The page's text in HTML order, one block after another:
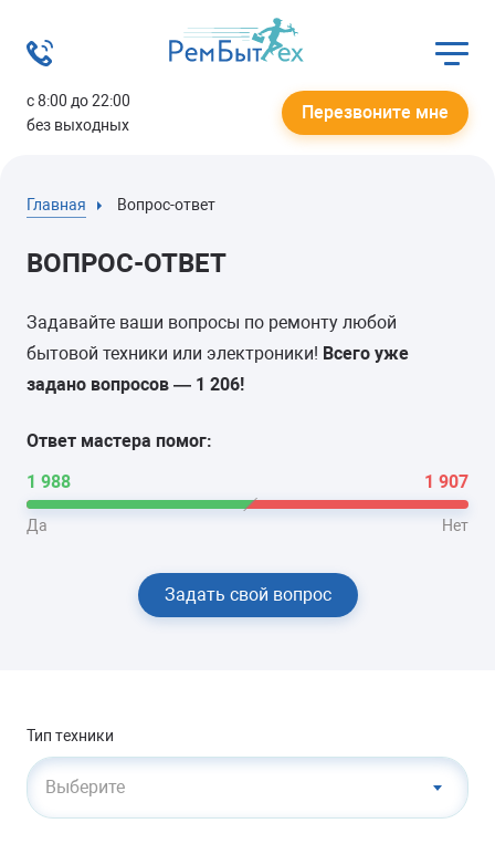
с 8:00 до 22:00
без выходных
Перезвоните мне
Главная Вопрос-ответ
ВОПРОС-ОТВЕТ
Задавайте ваши вопросы по ремонту любой
бытовой техники или электроники! Всего уже
задано вопросов — 1 206!
Ответ мастера помог:
1 988
1 907
Да Нет
Задать свой вопрос
Тип техники
Выберите